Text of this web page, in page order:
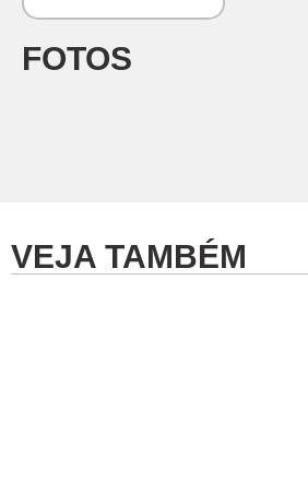
FOTOS
VEJA TAMBÉM